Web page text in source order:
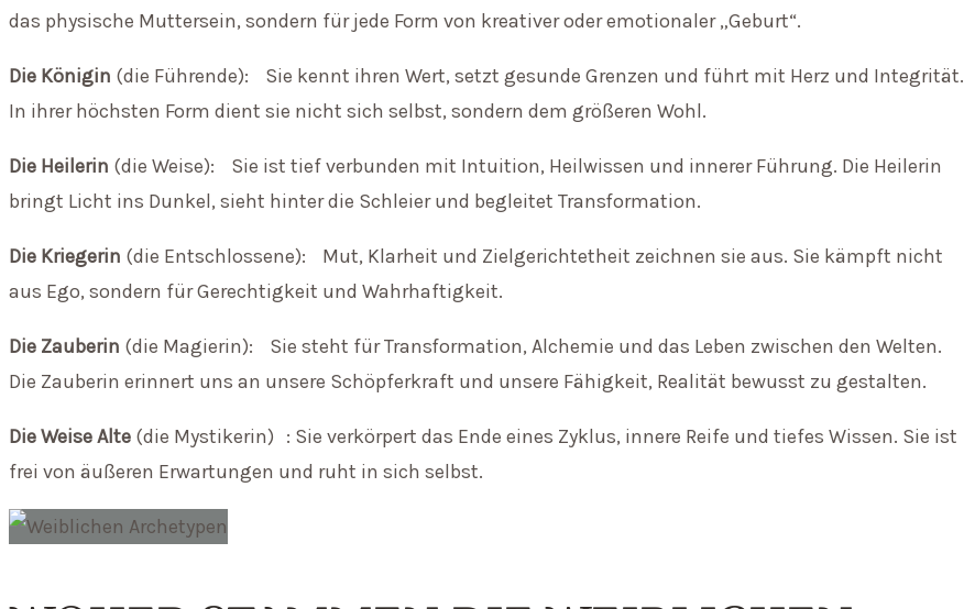
das physische Muttersein, sondern für jede Form von kreativer oder emotionaler „Geburt“.
Die Königin (die Führende): Sie kennt ihren Wert, setzt gesunde Grenzen und führt mit Herz und Integrität.
In ihrer höchsten Form dient sie nicht sich selbst, sondern dem größeren Wohl.
Die Heilerin (die Weise): Sie ist tief verbunden mit Intuition, Heilwissen und innerer Führung. Die Heilerin
bringt Licht ins Dunkel, sieht hinter die Schleier und begleitet Transformation.
Die Kriegerin (die Entschlossene): Mut, Klarheit und Zielgerichtetheit zeichnen sie aus. Sie kämpft nicht
aus Ego, sondern für Gerechtigkeit und Wahrhaftigkeit.
Die Zauberin (die Magierin): Sie steht für Transformation, Alchemie und das Leben zwischen den Welten.
Die Zauberin erinnert uns an unsere Schöpferkraft und unsere Fähigkeit, Realität bewusst zu gestalten.
Die Weise Alte (die Mystikerin) : Sie verkörpert das Ende eines Zyklus, innere Reife und tiefes Wissen. Sie ist
frei von äußeren Erwartungen und ruht in sich selbst.